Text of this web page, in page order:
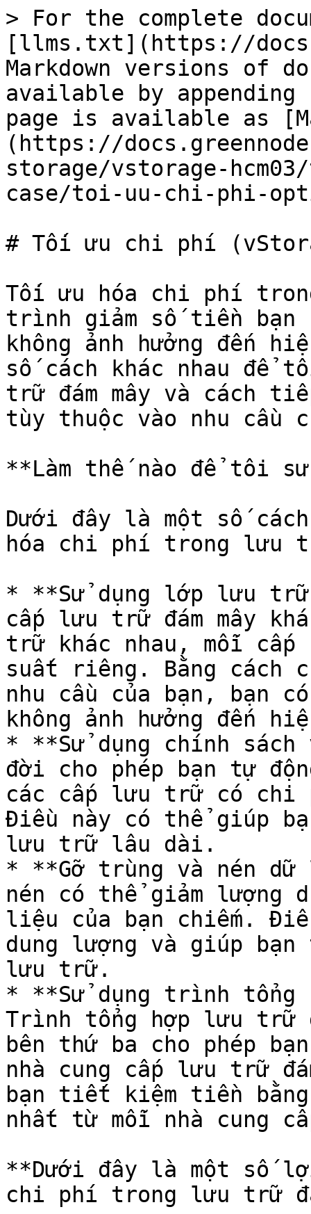
> For the complete
[llms.txt](https://
Markdown versions of
available by
page is available as
(https://
storage/vstorage-
case/toi-uu-chi-phi-
# Tối ưu chi phí
Tối ưu hóa chi phí
trình giảm số tiền bạn
không ảnh hưởng đến
số cách khác nhau để
trữ đám mây và cách
tùy thuộc vào nhu cầu
**Làm thế nào để tôi
Dưới đây là một số
hóa chi phí trong lưu
* **Sử dụng lớp lưu trữ
cấp lưu trữ đám mây
trữ khác nhau, mỗi
suất riêng. Bằng cách
nhu cầu của bạn, bạn
không ảnh hưởng đến
* **Sử dụng chính sách
đời cho phép bạn tự
các cấp lưu trữ có
Điều này có thể giúp
lưu trữ lâu dài.
* **Gỡ trùng và nén
nén có thể giảm lượng
liệu của bạn chiếm.
dung lượng và giúp
lưu trữ.
* **Sử dụng trình tổng
Trình tổng hợp lưu trữ
bên thứ ba cho phép
nhà cung cấp lưu trữ
bạn tiết kiệm tiền
nhất từ ​​mỗi nhà cung
**Dưới đây là một số
chi phí trong lưu trữ